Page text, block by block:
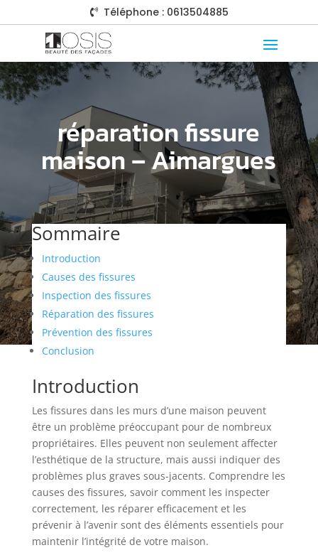
 Téléphone : 0613504885
réparation fissure
maison – Aimargues
Sommaire
Introduction
Causes des fissures
Inspection des fissures
Réparation des fissures
Prévention des fissures
Conclusion
Introduction
Les fissures dans les murs d’une maison peuvent
être un problème préoccupant pour de nombreux
propriétaires. Elles peuvent non seulement affecter
l’esthétique de la structure, mais aussi indiquer des
problèmes plus graves sous-jacents. Comprendre les
causes des fissures, savoir comment les inspecter
correctement, les réparer efficacement et les
prévenir à l’avenir sont des éléments essentiels pour
maintenir l’intégrité de votre maison.